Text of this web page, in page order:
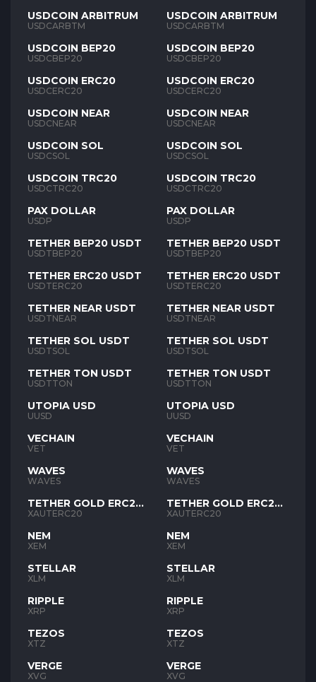
USDCOIN ARBITRUM
USDCARBTM
USDCOIN BEP20
USDCBEP20
USDCOIN ERC20
USDCERC20
USDCOIN NEAR
USDCNEAR
USDCOIN SOL
USDCSOL
USDCOIN TRC20
USDCTRC20
PAX DOLLAR
USDP
TETHER BEP20 USDT
USDTBEP20
TETHER ERC20 USDT
USDTERC20
TETHER NEAR USDT
USDTNEAR
TETHER SOL USDT
USDTSOL
TETHER TON USDT
USDTTON
UTOPIA USD
UUSD
VECHAIN
VET
WAVES
WAVES
TETHER GOLD ERC20
XAUT
XAUTERC20
NEM
XEM
STELLAR
XLM
RIPPLE
XRP
TEZOS
XTZ
VERGE
XVG
USDCOIN ARBITRUM
USDCARBTM
USDCOIN BEP20
USDCBEP20
USDCOIN ERC20
USDCERC20
USDCOIN NEAR
USDCNEAR
USDCOIN SOL
USDCSOL
USDCOIN TRC20
USDCTRC20
PAX DOLLAR
USDP
TETHER BEP20 USDT
USDTBEP20
TETHER ERC20 USDT
USDTERC20
TETHER NEAR USDT
USDTNEAR
TETHER SOL USDT
USDTSOL
TETHER TON USDT
USDTTON
UTOPIA USD
UUSD
VECHAIN
VET
WAVES
WAVES
TETHER GOLD ERC20
XAUT
XAUTERC20
NEM
XEM
STELLAR
XLM
RIPPLE
XRP
TEZOS
XTZ
VERGE
XVG